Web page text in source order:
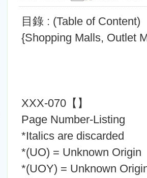
目錄 : (Table of Content)
{Shopping Malls, Outlet
XXX-070【】
Page Number-Listing
*Italics are discarded
*(UO) = Unknown Origin
*(UOY) = Unknown